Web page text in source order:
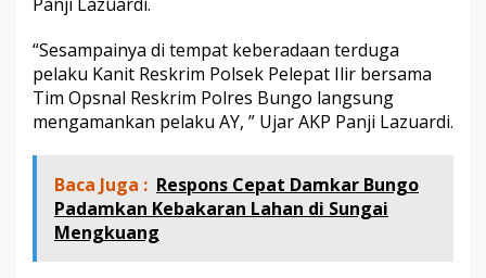
“Sesampainya di tempat keberadaan terduga
pelaku Kanit Reskrim Polsek Pelepat Ilir bersama
Tim Opsnal Reskrim Polres Bungo langsung
mengamankan pelaku AY, ” Ujar AKP Panji Lazuardi.
Baca Juga : Respons Cepat Damkar Bungo
Padamkan Kebakaran Lahan di Sungai
Mengkuang